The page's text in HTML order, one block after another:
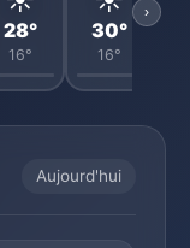
28°
16°
30°
16°
›
Aujourd'hui